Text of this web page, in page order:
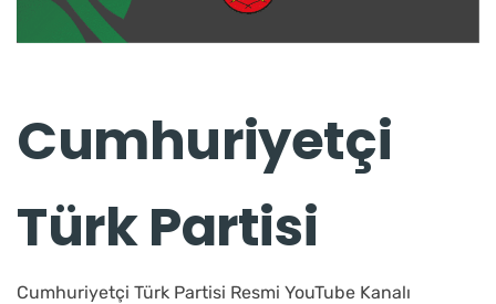
Cumhuriyetçi
Türk Partisi
Cumhuriyetçi Türk Partisi Resmi YouTube Kanalı